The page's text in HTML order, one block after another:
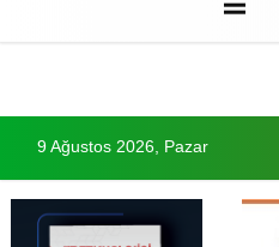
9 Ağustos 2026, Pazar